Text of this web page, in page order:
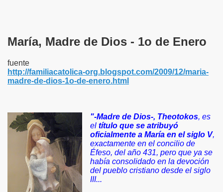
María, Madre de Dios - 1o de Enero
fuente
http://familiacatolica-org.blogspot.com/2009/12/maria-
madre-de-dios-1o-de-enero.html
"-Madre de Dios-, Theotokos, es
el título que se atribuyó
oficialmente a María en el siglo V,
exactamente en el concilio de
Éfeso, del año 431, pero que ya se
había consolidado en la devoción
del pueblo cristiano desde el siglo
III...